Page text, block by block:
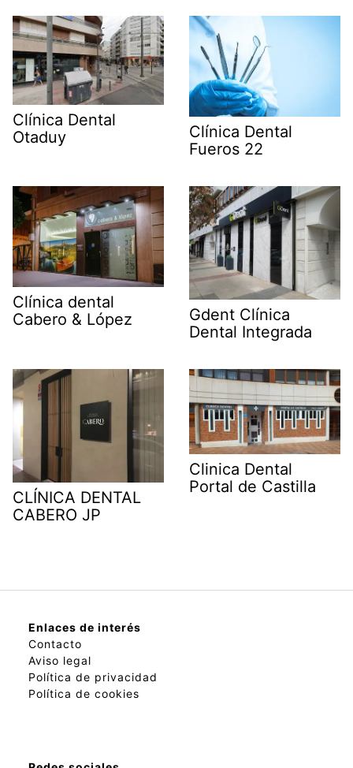
Clínica Dental
Otaduy
Clínica Dental
Fueros 22
Clínica dental
Cabero & López
Gdent Clínica
Dental Integrada
CLÍNICA DENTAL
CABERO JP
Clinica Dental
Portal de Castilla
Enlaces de interés
Contacto
Aviso legal
Política de privacidad
Política de cookies